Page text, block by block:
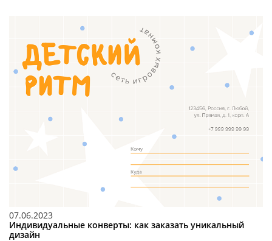
07.06.2023
Индивидуальные конверты: как заказать уникальный
дизайн